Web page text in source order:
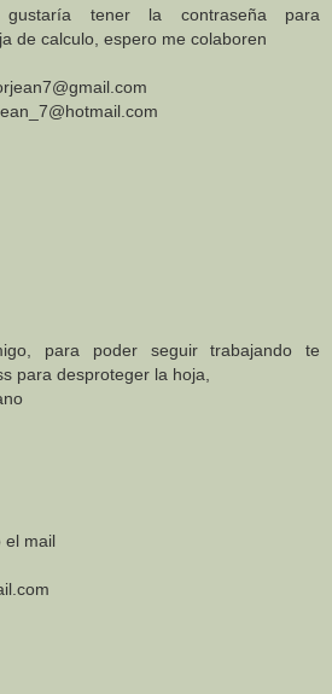
tener la contraseña para
de calculo, espero me colaboren
para poder seguir trabajando te
para desproteger la hoja,
el mail